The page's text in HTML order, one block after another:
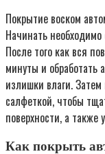
Покрытие воском
Начинать
После того как вся
минуты и обработать
излишки влаги. Затем
салфеткой, чтобы
поверхности, а
Как покрыть